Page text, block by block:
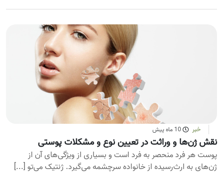
خبر 10 ماه پیش
نقش ژن‌ها و وراثت در تعیین نوع و مشکلات پوستی
پوست هر فرد منحصر به فرد است و بسیاری از ویژگی‌های آن از
ژن‌های به ارث‌رسیده از خانواده سرچشمه می‌گیرد. ژنتیک می‌تو [...]